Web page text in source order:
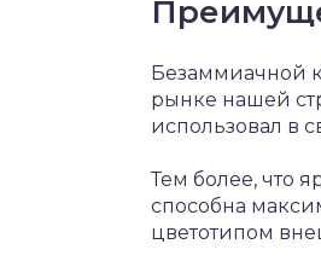
Безаммиачной
рынке нашей
использовал в
Тем более, что
способна
цветотипом